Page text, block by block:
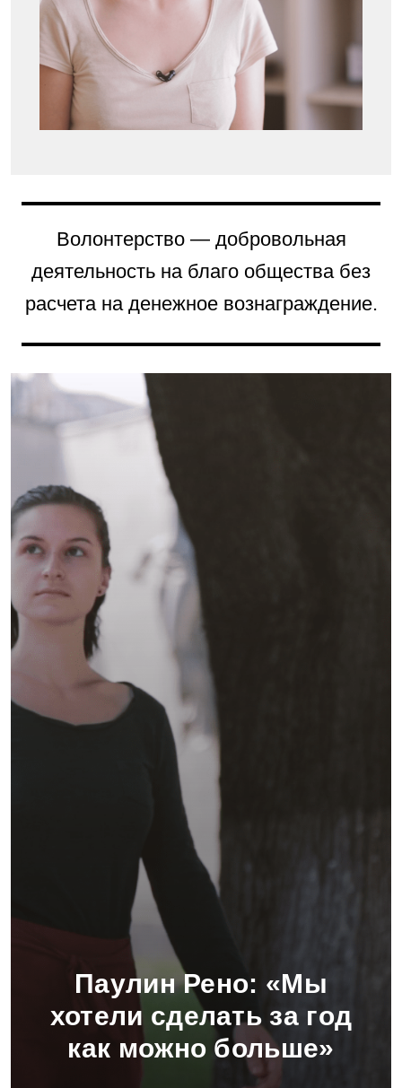
Волонтерство — добровольная
деятельность на благо общества без
расчета на денежное вознаграждение.
Паулин Рено: «Мы
хотели сделать за год
как можно больше»